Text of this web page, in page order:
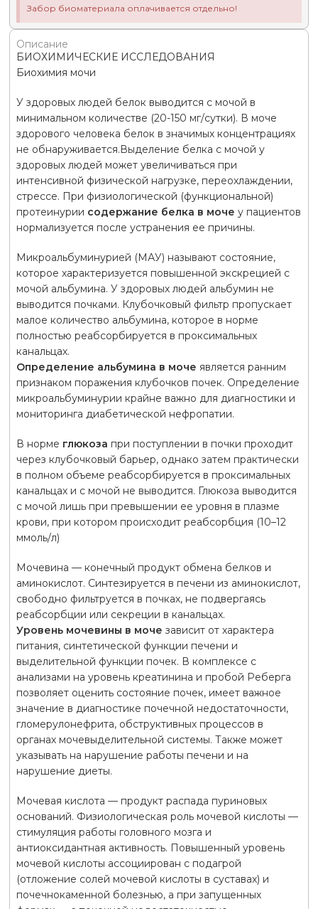
Забор биоматериала оплачивается отдельно!
Описание
БИОХИМИЧЕСКИЕ ИССЛЕДОВАНИЯ
Биохимия мочи
У здоровых людей белок выводится с мочой в
минимальном количестве (20-150 мг/сутки). В моче
здорового человека белок в значимых концентрациях
не обнаруживается.Выделение белка с мочой у
здоровых людей может увеличиваться при
интенсивной физической нагрузке, переохлаждении,
стрессе. При физиологической (функциональной)
протеинурии содержание белка в моче у пациентов
нормализуется после устранения ее причины.
Микроальбуминурией (МАУ) называют состояние,
которое характеризуется повышенной экскрецией с
мочой альбумина. У здоровых людей альбумин не
выводится почками. Клубочковый фильтр пропускает
малое количество альбумина, которое в норме
полностью реабсорбируется в проксимальных
канальцах.
Определение альбумина в моче является ранним
признаком поражения клубочков почек. Определение
микроальбуминурии крайне важно для диагностики и
мониторинга диабетической нефропатии.
В норме глюкоза при поступлении в почки проходит
через клубочковый барьер, однако затем практически
в полном объеме реабсорбируется в проксимальных
канальцах и с мочой не выводится. Глюкоза выводится
с мочой лишь при превышении ее уровня в плазме
крови, при котором происходит реабсорбция (10–12
ммоль/л)
Мочевина — конечный продукт обмена белков и
аминокислот. Синтезируется в печени из аминокислот,
свободно фильтруется в почках, не подвергаясь
реабсорбции или секреции в канальцах.
Уровень мочевины в моче зависит от характера
питания, синтетической функции печени и
выделительной функции почек. В комплексе с
анализами на уровень креатинина и пробой Реберга
позволяет оценить состояние почек, имеет важное
значение в диагностике почечной недостаточности,
гломерулонефрита, обструктивных процессов в
органах мочевыделительной системы. Также может
указывать на нарушение работы печени и на
нарушение диеты.
Мочевая кислота — продукт распада пуриновых
оснований. Физиологическая роль мочевой кислоты —
стимуляция работы головного мозга и
антиоксидантная активность. Повышенный уровень
мочевой кислоты ассоциирован с подагрой
(отложение солей мочевой кислоты в суставах) и
почечнокаменной болезнью, а при запущенных